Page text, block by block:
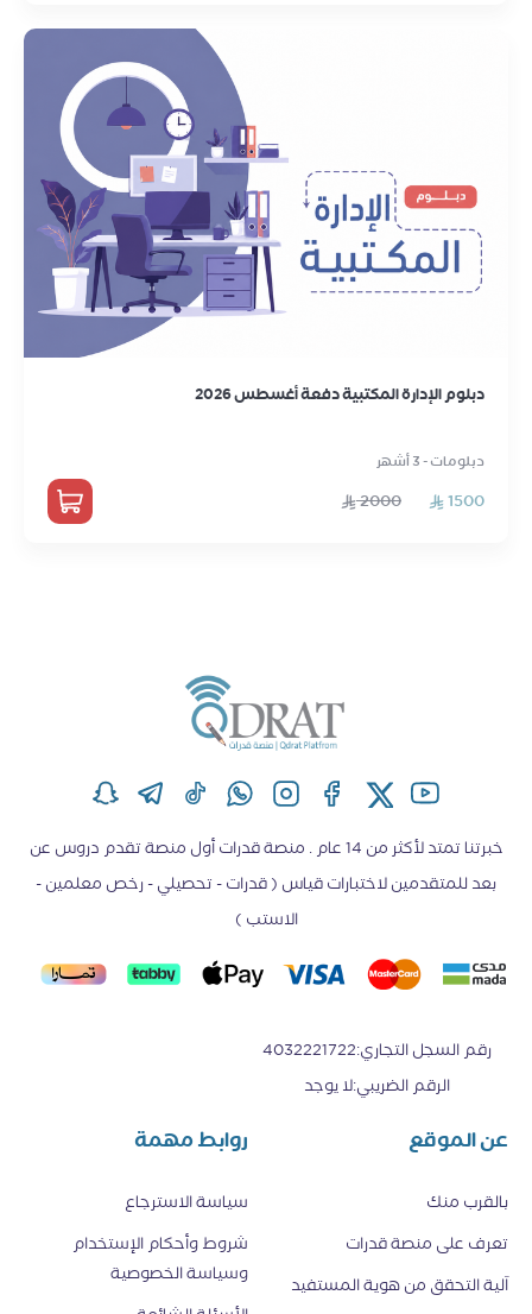
دبلوم الإدارة المكتبية دفعة أغسطس 2026
دبلومات - 3 أشهر
1500
2000
خبرتنا تمتد لأكثر من 14 عام . منصة قدرات أول منصة تقدم دروس عن
بعد للمتقدمين لاختبارات قياس ( قدرات - تحصيلي - رخص معلمين -
الاستب )
رقم السجل التجاري:
4032221722
الرقم الضريبي:لا يوجد
عن الموقع
بالقرب منك
تعرف على منصة قدرات
اَلية التحقق من هوية المستفيد
روابط مهمة
سياسة الاسترجاع
شروط وأحكام الإستخدام
وسياسة الخصوصية